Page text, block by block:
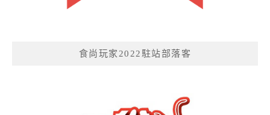
食尚玩家2022駐站部落客